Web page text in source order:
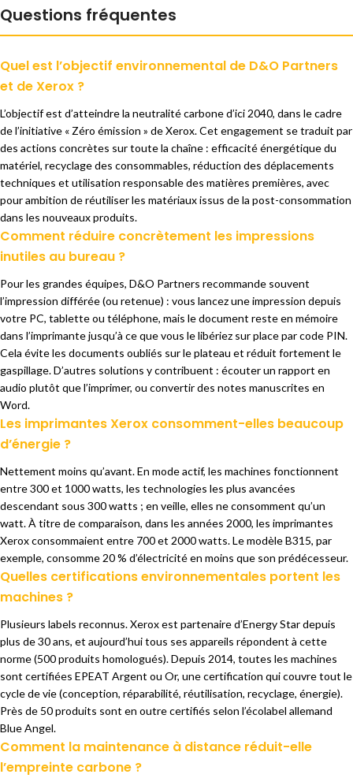
Questions fréquentes
Quel est l’objectif environnemental de D&O Partners
et de Xerox ?
L’objectif est d’atteindre la neutralité carbone d’ici 2040, dans le cadre
del’initiative « Zéro émission » de Xerox. Cet engagement se traduit par
des actions concrètes surtoute la chaîne : efficacitéénergétique du
matériel, recyclage des consommables, réduction des déplacements
techniques et utilisation responsable des matières premières, avec
pour ambition deréutiliser les matériaux issus de la post-consommation
dans les nouveauxproduits.
Comment réduire concrètement les impressions
inutiles au bureau ?
Pour les grandes équipes, D&O Partners recommande souvent
l’impression différée (ou retenue) : vous lancez uneimpression depuis
votre PC, tabletteou téléphone, mais le document reste en mémoire
dans l’imprimante jusqu’à ce que vous lelibériez sur place par code PIN.
Cela évite les documents oubliés surle plateau et réduit fortement le
gaspillage. D’autres solutions y contribuent : écouterun rapport en
audio plutôt que l’imprimer, ou convertirdes notes manuscrites en
Word.
Les imprimantes Xerox consomment-elles beaucoup
d’énergie ?
Nettement moins qu’avant. En mode actif, les machines fonctionnent
entre 300et 1000 watts, les technologies les plus avancées
descendant sous 300 watts ; en veille, elles ne consomment qu’un
watt. À titre decomparaison, dans les années 2000, les imprimantes
Xerox consommaient entre 700 et 2000 watts. Lemodèle B315, par
exemple, consomme 20 % d’électricité en moins que son prédécesseur.
Quelles certifications environnementales portent les
machines ?
Plusieurs labels reconnus. Xerox est partenaired’Energy Star depuis
plus de 30ans, et aujourd’hui tous ses appareils répondent à cette
norme(500 produits homologués).Depuis 2014, toutes les machines
sont certifiées EPEAT Argent ou Or, une certification qui couvre tout le
cycle devie (conception, réparabilité, réutilisation, recyclage, énergie).
Près de 50 produits sont en outre certifiés selon l’écolabel allemand
Blue Angel.
Comment la maintenance à distance réduit-elle
l’empreinte carbone ?